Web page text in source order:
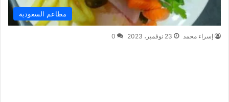
مطاعم السعودية
إسراء محمد 23 نوفمبر، 2023 0